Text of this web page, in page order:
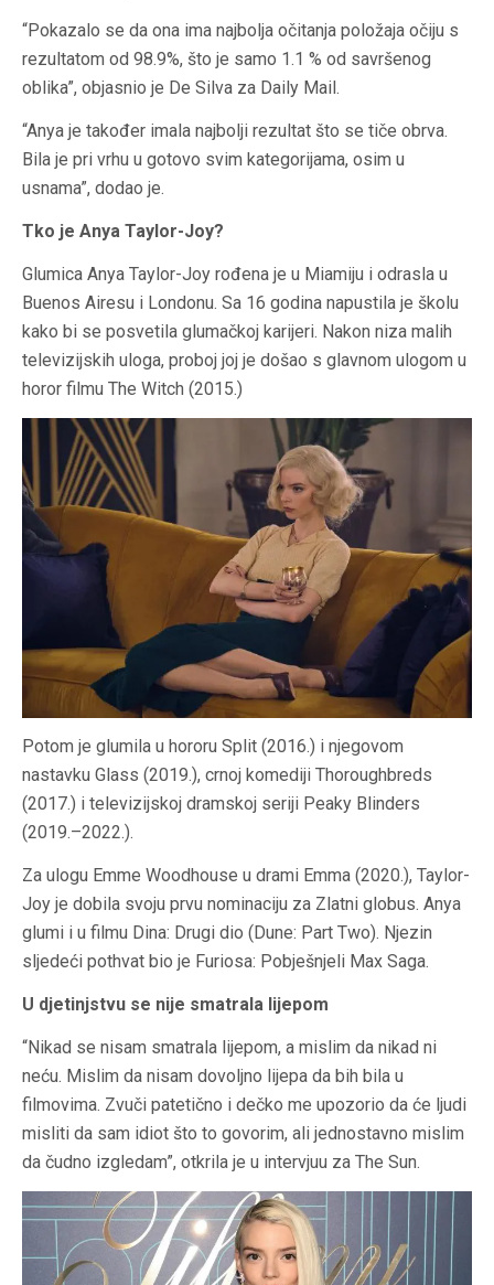
“Pokazalo se da ona ima najbolja očitanja položaja očiju s
rezultatom od 98.9%, što je samo 1.1 % od savršenog
oblika”, objasnio je De Silva za Daily Mail.
“Anya je također imala najbolji rezultat što se tiče obrva.
Bila je pri vrhu u gotovo svim kategorijama, osim u
usnama”, dodao je.
Tko je Anya Taylor-Joy?
Glumica Anya Taylor-Joy rođena je u Miamiju i odrasla u
Buenos Airesu i Londonu. Sa 16 godina napustila je školu
kako bi se posvetila glumačkoj karijeri. Nakon niza malih
televizijskih uloga, proboj joj je došao s glavnom ulogom u
horor filmu The Witch (2015.)
Potom je glumila u hororu Split (2016.) i njegovom
nastavku Glass (2019.), crnoj komediji Thoroughbreds
(2017.) i televizijskoj dramskoj seriji Peaky Blinders
(2019.–2022.).
Za ulogu Emme Woodhouse u drami Emma (2020.), Taylor-
Joy je dobila svoju prvu nominaciju za Zlatni globus. Anya
glumi i u filmu Dina: Drugi dio (Dune: Part Two). Njezin
sljedeći pothvat bio je Furiosa: Pobješnjeli Max Saga.
U djetinjstvu se nije smatrala lijepom
“Nikad se nisam smatrala lijepom, a mislim da nikad ni
neću. Mislim da nisam dovoljno lijepa da bih bila u
filmovima. Zvuči patetično i dečko me upozorio da će ljudi
misliti da sam idiot što to govorim, ali jednostavno mislim
da čudno izgledam”, otkrila je u intervjuu za The Sun.